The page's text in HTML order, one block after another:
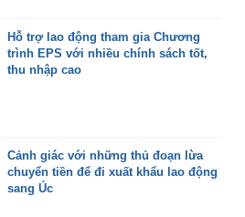
Hỗ trợ lao động tham gia Chương
trình EPS với nhiều chính sách tốt,
thu nhập cao
Cảnh giác với những thủ đoạn lừa
chuyển tiền để đi xuất khẩu lao động
sang Úc